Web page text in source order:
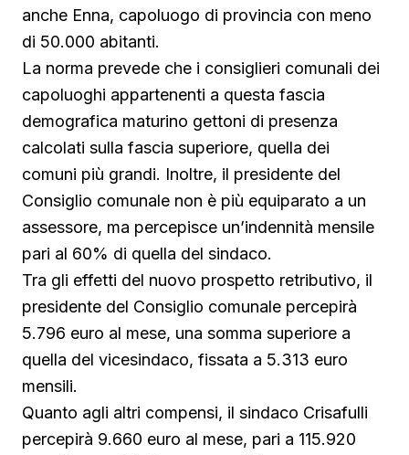
anche Enna, capoluogo di provincia con meno
di 50.000 abitanti.
La norma prevede che i consiglieri comunali dei
capoluoghi appartenenti a questa fascia
demografica maturino gettoni di presenza
calcolati sulla fascia superiore, quella dei
comuni più grandi. Inoltre, il presidente del
Consiglio comunale non è più equiparato a un
assessore, ma percepisce un’indennità mensile
pari al 60% di quella del sindaco.
Tra gli effetti del nuovo prospetto retributivo, il
presidente del Consiglio comunale percepirà
5.796 euro al mese, una somma superiore a
quella del vicesindaco, fissata a 5.313 euro
mensili.
Quanto agli altri compensi, il sindaco Crisafulli
percepirà 9.660 euro al mese, pari a 115.920